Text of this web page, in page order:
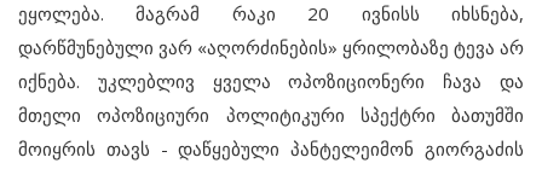
ეყოლება. მაგრამ რაკი 20 ივნისს იხსნება,
დარწმუნებული ვარ «აღორძინების» ყრილობაზე ტევა არ
იქნება. უკლებლივ ყველა ოპოზიციონერი ჩავა და
მთელი ოპოზიციური პოლიტიკური სპექტრი ბათუმში
მოიყრის თავს - დაწყებული პანტელეიმონ გიორგაძის